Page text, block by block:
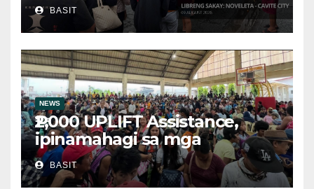
BASIT
NEWS
₱2,000 UPLIFT Assistance,
ipinamahagi sa mga
kwalipikadong benepisyaryo
sa Victoria, Oriental Mindoro
BASIT